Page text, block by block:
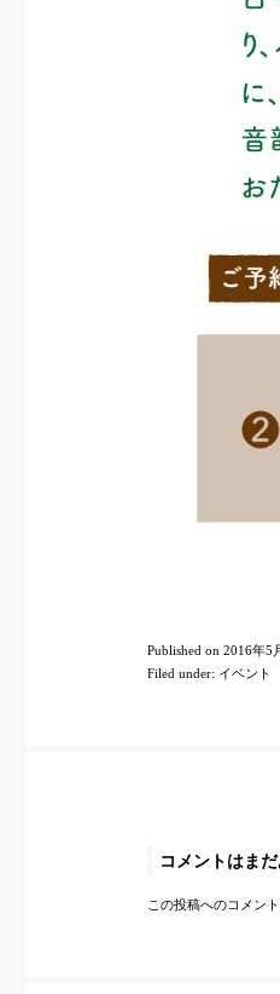
Published on 2016年5
Filed under: イベント
コメントはま
この投稿へのコメン